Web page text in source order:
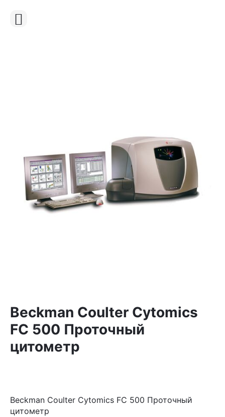
Beckman Coulter Cytomics
FC 500 Проточный
цитометр
Beckman Coulter Cytomics FC 500 Проточный
цитометр